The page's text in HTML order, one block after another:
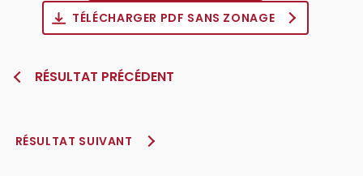
TÉLÉCHARGER PDF SANS ZONAGE
RÉSULTAT PRÉCÉDENT
RÉSULTAT SUIVANT